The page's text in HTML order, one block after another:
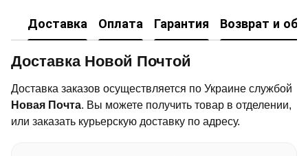
Доставка Оплата Гарантия Возврат и
Доставка Новой Почтой
Доставка заказов осуществляется по Украине службой
Новая Почта. Вы можете получить товар в отделении,
или заказать курьерскую доставку по адресу.